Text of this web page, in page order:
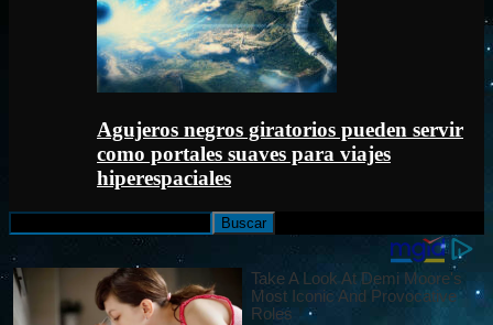
Agujeros negros giratorios pueden servir
como portales suaves para viajes
hiperespaciales